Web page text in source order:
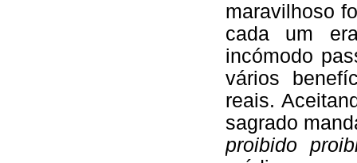
maravilhoso
cada um
incómodo
vários
reais.
sagrado
proibido